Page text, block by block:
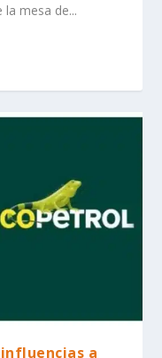
mesa de...
a